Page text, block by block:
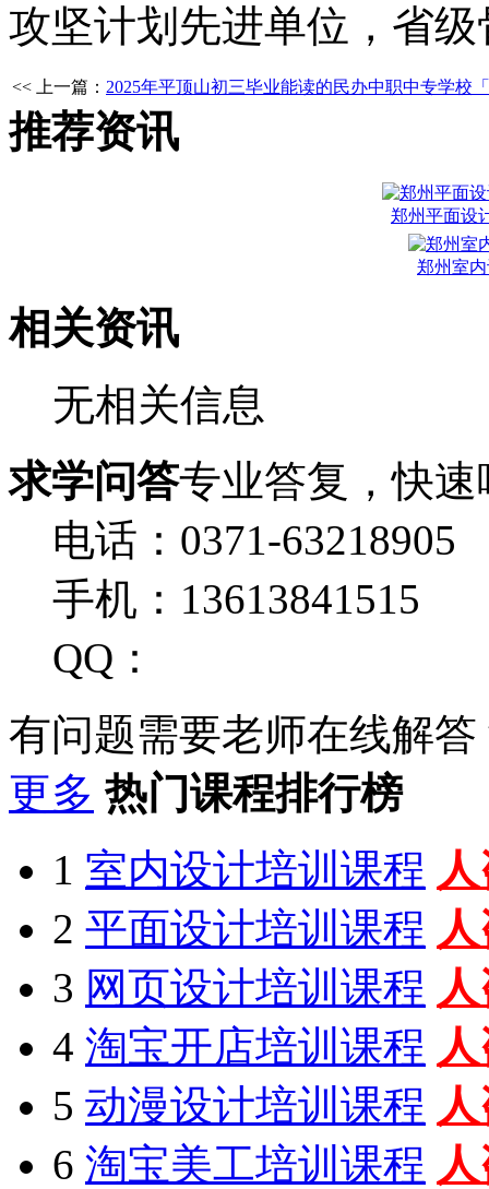
攻坚计划先进单位，省
<< 上一篇： 2025年平顶山初三毕业能读的民办中职中专学校
推荐资讯
郑州平面设
郑州室
相关资讯
无相关信息
求学问答专业答复，快速
电话：0371-63218905
手机：13613841515
QQ：
有问题需要老师在线解答
更多 热门课程排行榜
1 室内设计培训课程
2 平面设计培训课程
3 网页设计培训课程
4 淘宝开店培训课程
5 动漫设计培训课程
6 淘宝美工培训课程